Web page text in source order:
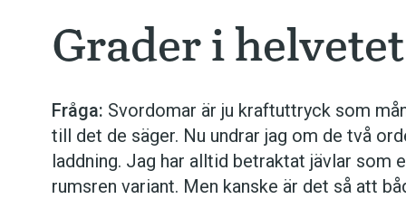
Krönikor
Språkfrågor
Skrivtips
Grader i helvetet
Fråga: Svordomar är ju kraftuttryck som
till det de säger. Nu undrar jag om de två
laddning. Jag har alltid betraktat jävlar som
rumsren variant. Men kanske är det så att